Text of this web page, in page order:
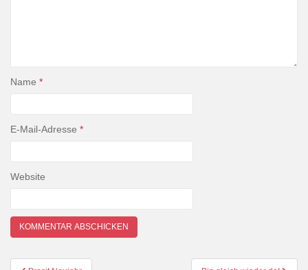
Name *
E-Mail-Adresse *
Website